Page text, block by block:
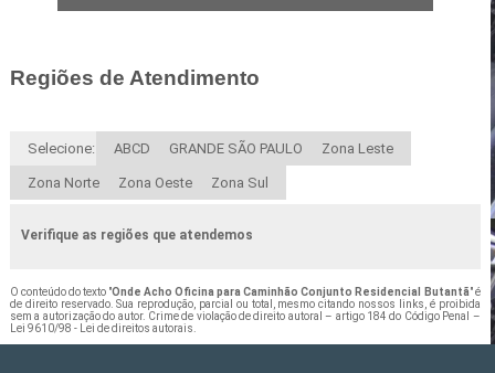
Regiões de Atendimento
Selecione: ABCD GRANDE SÃO PAULO Zona Leste
Zona Norte Zona Oeste Zona Sul
Verifique as regiões que atendemos
O conteúdo do texto "Onde Acho Oficina para Caminhão Conjunto Residencial Butantã" é
de direito reservado. Sua reprodução, parcial ou total, mesmo citando nossos links, é proibida
sem a autorização do autor. Crime de violação de direito autoral – artigo 184 do Código Penal –
Lei 9610/98 - Lei de direitos autorais.